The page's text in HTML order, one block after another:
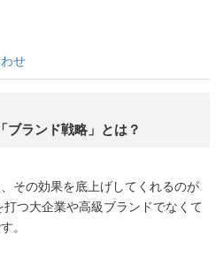
せ
ブランド戦略」とは？
その効果を底上げしてくれるのが
打つ大企業や高級ブランドでなくて
。